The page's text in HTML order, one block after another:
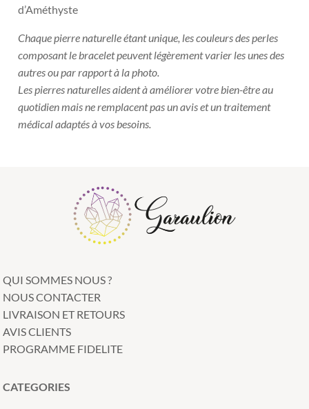
d’Améthyste
Chaque pierre naturelle étant unique, les couleurs des perles
composant le bracelet peuvent légèrement varier les unes des
autres ou par rapport à la photo.
Les pierres naturelles aident à améliorer votre bien-être au
quotidien mais ne remplacent pas un avis et un traitement
médical adaptés à vos besoins.
QUI SOMMES NOUS ?
NOUS CONTACTER
LIVRAISON ET RETOURS
AVIS CLIENTS
PROGRAMME FIDELITE
CATEGORIES